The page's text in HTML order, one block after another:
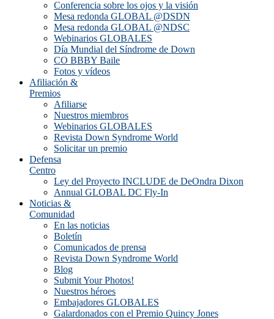
Conferencia sobre los ojos y la visión
Mesa redonda GLOBAL @DSDN
Mesa redonda GLOBAL @NDSC
Webinarios GLOBALES
Día Mundial del Síndrome de Down
CO BBBY Baile
Fotos y vídeos
Afiliación &
Premios
Afiliarse
Nuestros miembros
Webinarios GLOBALES
Revista Down Syndrome World
Solicitar un premio
Defensa
Centro
Ley del Proyecto INCLUDE de DeOndra Dixon
Annual GLOBAL DC Fly-In
Noticias &
Comunidad
En las noticias
Boletín
Comunicados de prensa
Revista Down Syndrome World
Blog
Submit Your Photos!
Nuestros héroes
Embajadores GLOBALES
Galardonados con el Premio Quincy Jones